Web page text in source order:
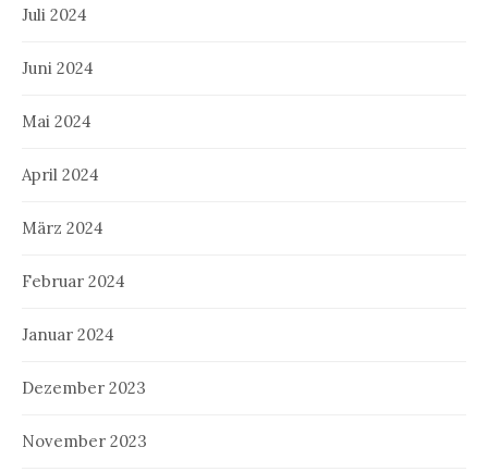
Juli 2024
Juni 2024
Mai 2024
April 2024
März 2024
Februar 2024
Januar 2024
Dezember 2023
November 2023